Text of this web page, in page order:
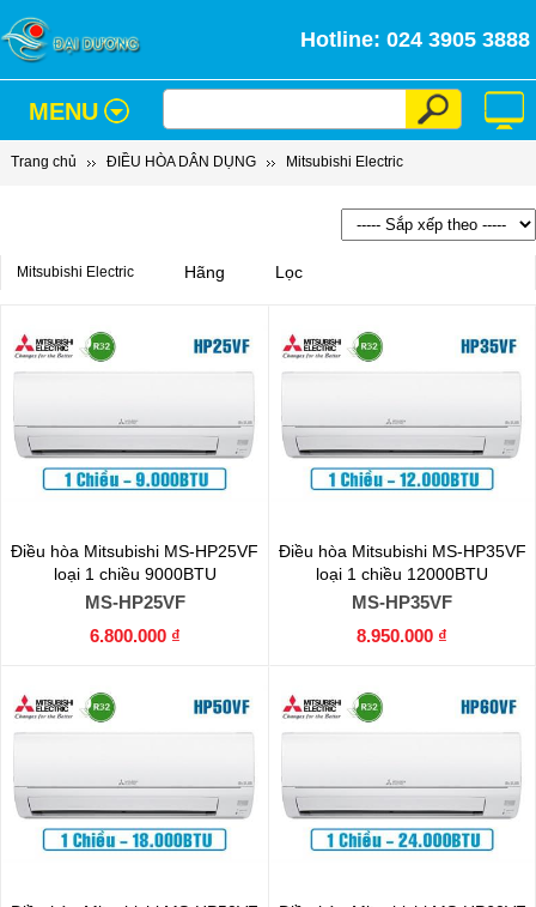
Hotline: 024 3905 3888
MENU
Trang chủ ĐIỀU HÒA DÂN DỤNG Mitsubishi Electric
Mitsubishi Electric Hãng Lọc
Điều hòa Mitsubishi MS-HP25VF
loại 1 chiều 9000BTU
MS-HP25VF
6.800.000 ₫
Điều hòa Mitsubishi MS-HP35VF
loại 1 chiều 12000BTU
MS-HP35VF
8.950.000 ₫